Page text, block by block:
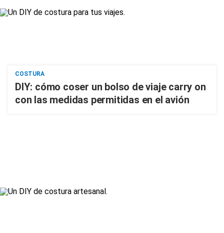
COSTURA
DIY: cómo coser un bolso de viaje carry on
con las medidas permitidas en el avión